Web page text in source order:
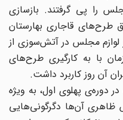
را پی گرفتند. بازسازی
قاجاری بهارستان
مجلس در آتش‌سوزی از
با به کارگیری طرح‌های
آن روز کاربرد داشت.
دوره‌ی پهلوی اول، به ویژه
آن‌ها دگرگونی‌هایی